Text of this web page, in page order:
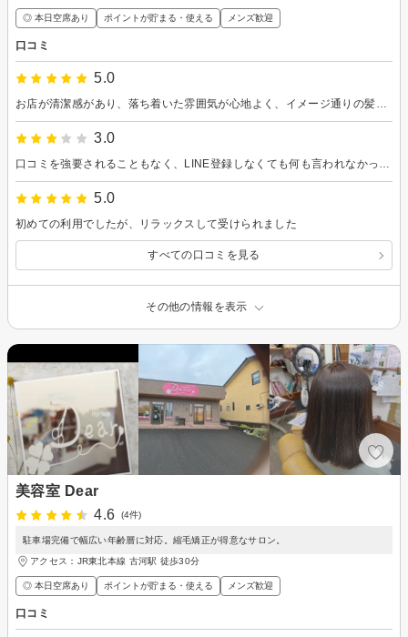
◎ 本日空席あり ポイントが貯まる・使える メンズ歓迎
口コミ
5.0
お店が清潔感があり、落ち着いた雰囲気が心地よく、イメージ通りの髪型に仕上げてもらえました。
3.0
口コミを強要されることもなく、LINE登録しなくても何も言われなかった。 １つがっかりだったのは背中に、カットした髪の毛がドッサリ付いてたこと。 ふつう、あれだけ付いていたら気づくと思うのだけれど… 施術については(カットとカラー、トリートメント)満足です。
5.0
初めての利用でしたが、リラックスして受けられました
すべての口コミを見る
その他の情報を表示
美容室 Dear
4.6
(4件)
駐車場完備で幅広い年齢層に対応。縮毛矯正が得意なサロン。
アクセス：JR東北本線 古河駅 徒歩30分
◎ 本日空席あり ポイントが貯まる・使える メンズ歓迎
口コミ